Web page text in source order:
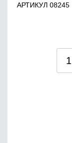
АРТИКУЛ 08245